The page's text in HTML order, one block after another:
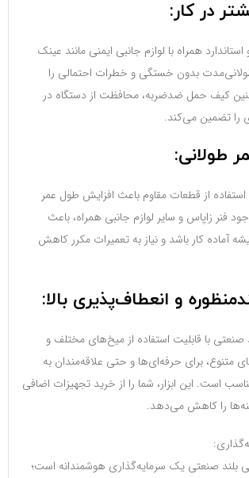
همراه با لوازم جانبی ایمنی مانند عینک
بدون خستگی و خطرات احتمالی را
کیف حمل ضدضربه، محافظت از دستگاه در
را تضمین می‌کند.
از قطعات مقاوم باعث افزایش طول عمر
فنر زاپاس و سایر لوازم جانبی همراه، باعث
آماده کار باشد و نیاز به تعمیرات مکرر کاهش
با قابلیت استفاده از میخ‌های مختلف و
متنوع، برای حرفه‌ای‌ها و حتی علاقه‌مندان به
است. این ابزار، شما را از خرید تجهیزات اضافی
را کاهش می‌دهد.
صنعتی یک سرمایه‌گذاری هوشمندانه است؛